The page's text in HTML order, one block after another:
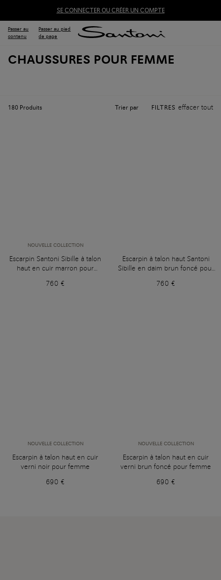
SE CONNECTER OU CRÉER UN COMPTE
Passer au
contenu
Passer au pied
de page
CHAUSSURES POUR FEMME
180 Produits Trier par FILTRES effacer tout
NOUVELLE COLLECTION
Escarpin Santoni Sibille à talon
haut en cuir marron pour
760 €
Escarpin à talon haut Santoni
Sibille en daim brun foncé pour
760 €
NOUVELLE COLLECTION
Escarpin à talon haut en cuir
verni noir pour femme
690 €
NOUVELLE COLLECTION
Escarpin à talon haut en cuir
verni brun foncé pour femme
690 €